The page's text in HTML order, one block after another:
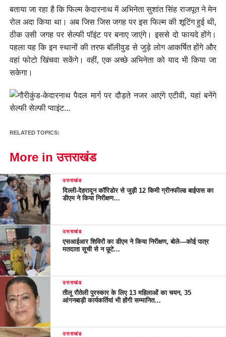
बताया जा रहा है कि फिल्म केदारनाथ में अभिनेता सुशांत सिंह राजपूत ने मेन
रोल अदा किया था। अब जिस जिस जगह पर इस फिल्म की शूटिंग हुई थी,
ठीक उसी जगह पर सेल्फी पॉइंट पर बनाए जाएंगे। इससे दो फायदे होंगे।
पहला यह कि इन स्थानों की तरफ बॉलीवुड से जुड़े लोग आकर्षित होंगे और
वहां फोटो खिंचवा सकेंगे। वहीं, एक अच्छे अभिनेता को याद भी किया जा
सकेगा।
RELATED TOPICS:
More in उत्तराखंड
उत्तराखंड
दिल्ली-देहरादून कॉरिडोर से जुड़ी 12 किमी ग्रीनफील्ड बाईपास का
डीएम ने किया निरीक्षण…
उत्तराखंड
एसआईआर शिविरों का डीएम ने किया निरीक्षण, बोले—कोई पात्र
मतदाता सूची से न छूटे…
उत्तराखंड
तीलू रौतेली पुरस्कार के लिए 13 महिलाओं का चयन, 35
आंगनबाड़ी कार्यकर्तियां भी होंगी सम्मानित…
उत्तराखंड